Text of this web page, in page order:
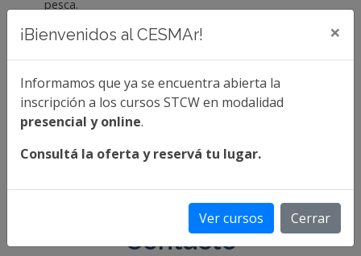
pesca.
INGRESÁ PARA CONOCER LAS FECHAS DE
EXÁMENES LIBRES
Más info
Contacto
¡Bienvenidos al CESMAr! ×
Informamos que ya se encuentra abierta la
inscripción a los cursos STCW en modalidad
presencial y online.
Consultá la oferta y reservá tu lugar.
Ver cursos Cerrar